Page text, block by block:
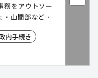
務をアウトソー
・山間部など人
な行政経営基
上を目指しま
内手続き